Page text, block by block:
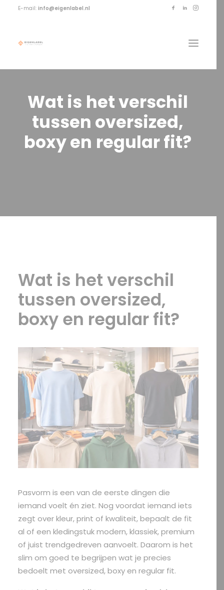
E-mail: info@eigenlabel.nl
SEARCH
Wat is hetverschil
tussen oversized,
boxyen regularfit?
Wat is het verschil
tussen oversized,
boxy en regular fit?
Pasvorm is een van de eerste dingen die
iemand voelt én ziet. Nog voordat iemand iets
zegt over kleur, print of kwaliteit, bepaalt de fit
al of een kledingstuk modern, klassiek, premium
of juist trendgedreven aanvoelt. Daarom is het
slim om goed te begrijpen wat je precies
bedoelt met oversized, boxy en regular fit.